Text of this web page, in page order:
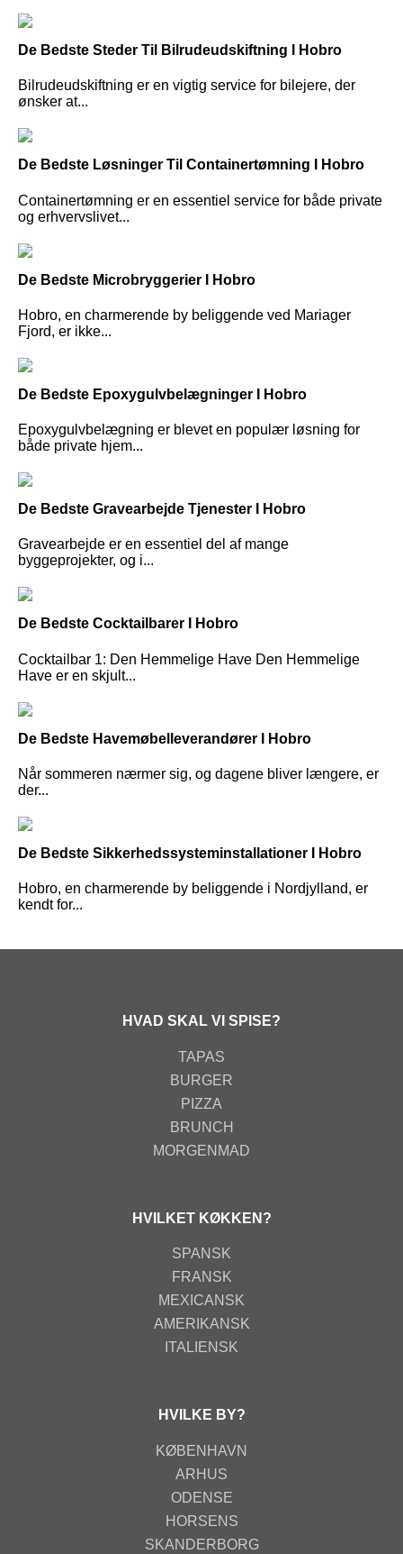
De Bedste Steder Til Bilrudeudskiftning I Hobro
Bilrudeudskiftning er en vigtig service for bilejere, der
ønsker at...
De Bedste Løsninger Til Containertømning I Hobro
Containertømning er en essentiel service for både private
og erhvervslivet...
De Bedste Microbryggerier I Hobro
Hobro, en charmerende by beliggende ved Mariager
Fjord, er ikke...
De Bedste Epoxygulvbelægninger I Hobro
Epoxygulvbelægning er blevet en populær løsning for
både private hjem...
De Bedste Gravearbejde Tjenester I Hobro
Gravearbejde er en essentiel del af mange
byggeprojekter, og i...
De Bedste Cocktailbarer I Hobro
Cocktailbar 1: Den Hemmelige Have Den Hemmelige
Have er en skjult...
De Bedste Havemøbelleverandører I Hobro
Når sommeren nærmer sig, og dagene bliver længere, er
der...
De Bedste Sikkerhedssysteminstallationer I Hobro
Hobro, en charmerende by beliggende i Nordjylland, er
kendt for...
HVAD SKAL VI SPISE?
TAPAS
BURGER
PIZZA
BRUNCH
MORGENMAD
HVILKET KØKKEN?
SPANSK
FRANSK
MEXICANSK
AMERIKANSK
ITALIENSK
HVILKE BY?
KØBENHAVN
ARHUS
ODENSE
HORSENS
SKANDERBORG